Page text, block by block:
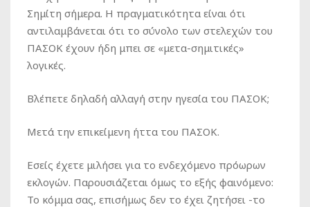
Σημίτη σήμερα. Η πραγματικότητα είναι ότι
αντιλαμβάνεται ότι το σύνολο των στελεχών του
ΠΑΣΟΚ έχουν ήδη μπει σε «μετα-σημιτικές»
λογικές.
Βλέπετε δηλαδή αλλαγή στην ηγεσία του ΠΑΣΟΚ;
Μετά την επικείμενη ήττα του ΠΑΣΟΚ.
Εσείς έχετε μιλήσει για το ενδεχόμενο πρόωρων
εκλογών. Παρουσιάζεται όμως το εξής φαινόμενο:
Το κόμμα σας, επισήμως δεν το έχει ζητήσει -το